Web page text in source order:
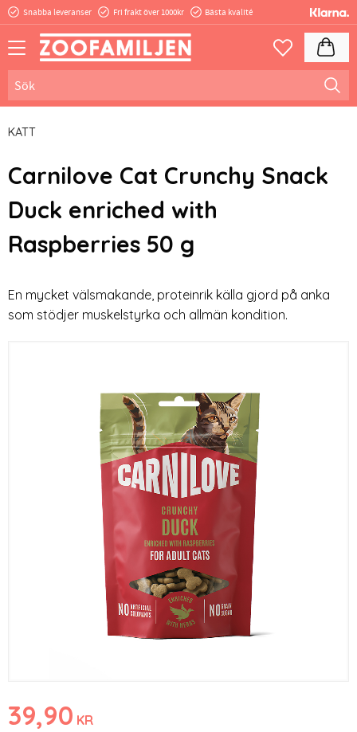
Snabba leveranser Fri frakt över 1000kr Bästa kvalité
Favoriter
KATT
Carnilove Cat Crunchy Snack
Duck enriched with
Raspberries 50 g
En mycket välsmakande, proteinrik källa gjord på anka
som stödjer muskelstyrka och allmän kondition.
39,90 KR